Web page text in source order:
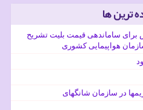
ترین ها
ساماندهی قیمت بلیت تشریح
هواپیمایی کشوری
در سازمان شانگهای